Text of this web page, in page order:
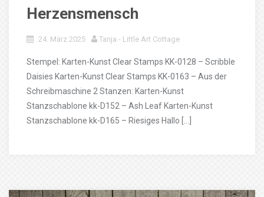
Herzensmensch
24. März 2025 Tanja - Little Art Cottage
Stempel: Karten-Kunst Clear Stamps KK-0128 – Scribble
Daisies Karten-Kunst Clear Stamps KK-0163 – Aus der
Schreibmaschine 2 Stanzen: Karten-Kunst
Stanzschablone kk-D152 – Ash Leaf Karten-Kunst
Stanzschablone kk-D165 – Riesiges Hallo […]